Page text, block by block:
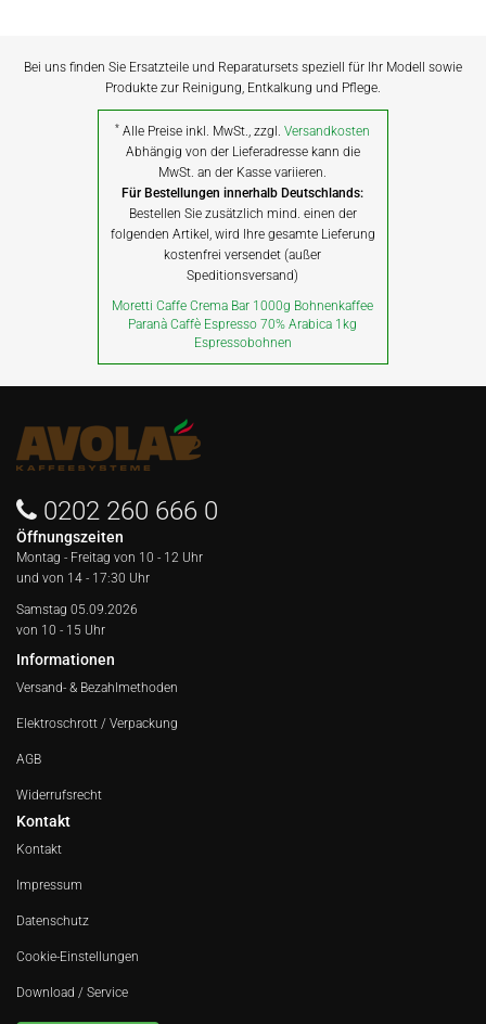
Bei uns finden Sie Ersatzteile und Reparatursets speziell für Ihr Modell sowie
Produkte zur Reinigung, Entkalkung und Pflege.
* Alle Preise inkl. MwSt., zzgl.Versandkosten
Abhängig von der Lieferadresse kann die
MwSt. an der Kasse variieren.
Für Bestellungen innerhalb Deutschlands:
Bestellen Sie zusätzlich mind. einen der
folgenden Artikel, wird Ihre gesamte Lieferung
kostenfrei versendet (außer
Speditionsversand)
Moretti Caffe Crema Bar 1000g Bohnenkaffee
Paranà Caffè Espresso 70% Arabica 1kg
Espressobohnen
0202 260 666 0
Öffnungszeiten
Montag - Freitag von 10 - 12 Uhr
und von 14 - 17:30 Uhr
Samstag 05.09.2026
von 10 - 15 Uhr
Informationen
Versand- & Bezahlmethoden
Elektroschrott / Verpackung
AGB
Widerrufsrecht
Kontakt
Kontakt
Impressum
Datenschutz
Cookie-Einstellungen
Download / Service